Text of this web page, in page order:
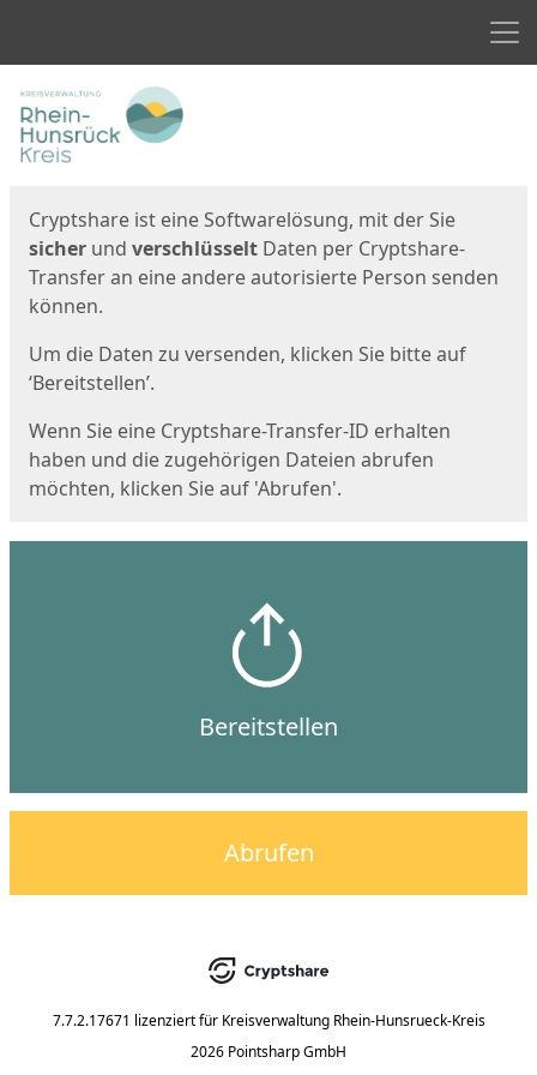
Start
Cryptshare ist eine Softwarelösung, mit der Sie
sicher und verschlüsselt Daten per Cryptshare-
Transfer an eine andere autorisierte Person senden
können.
Um die Daten zu versenden, klicken Sie bitte auf
‘Bereitstellen’.
Wenn Sie eine Cryptshare-Transfer-ID erhalten
haben und die zugehörigen Dateien abrufen
möchten, klicken Sie auf 'Abrufen'.
Bereitstellen
Abrufen
7.7.2.17671 lizenziert für Kreisverwaltung Rhein-Hunsrueck-Kreis
2026 Pointsharp GmbH